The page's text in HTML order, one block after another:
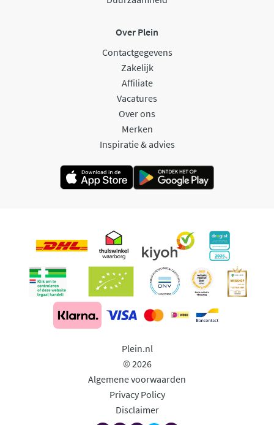
Over Plein
Contactgegevens
Zakelijk
Affiliate
Vacatures
Over ons
Merken
Inspiratie & advies
Plein.nl
© 2026
Algemene voorwaarden
Privacy Policy
Disclaimer